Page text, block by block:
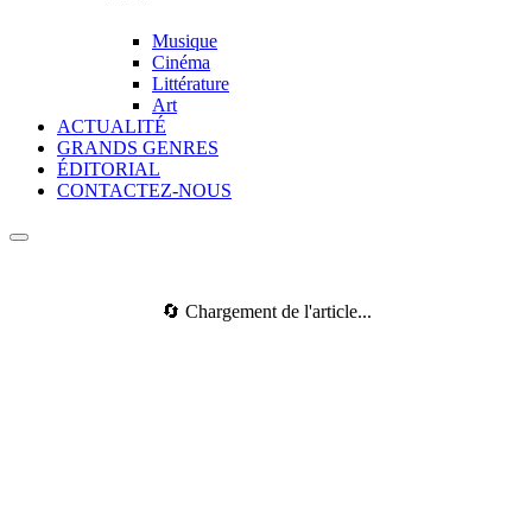
Musique
Cinéma
Littérature
Art
ACTUALITÉ
GRANDS GENRES
ÉDITORIAL
CONTACTEZ-NOUS
🔄 Chargement de l'article...